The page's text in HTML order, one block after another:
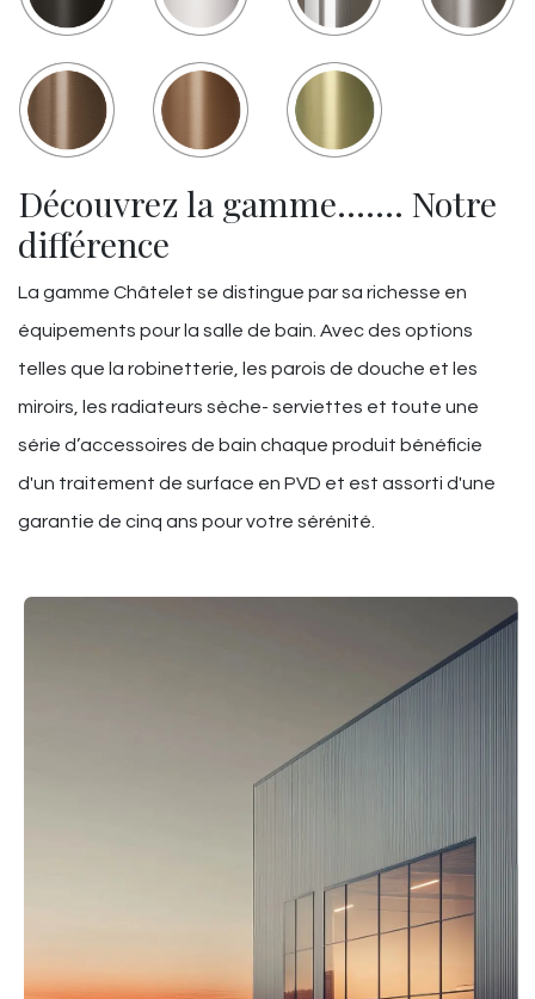
Découvrez la gamme……. Notre
différence
La gamme Châtelet se distingue par sa richesse en
équipements pour la salle de bain. Avec des options
telles que la robinetterie, les parois de douche et les
miroirs, les radiateurs sèche- serviettes et toute une
série d’accessoires de bain chaque produit bénéficie
d'un traitement de surface en PVD et est assorti d'une
garantie de cinq ans pour votre sérénité.